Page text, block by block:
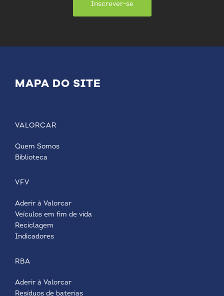
Inscrever-se
MAPA DO SITE
VALORCAR
Quem Somos
Biblioteca
VFV
Aderir à Valorcar
Veículos em fim de vida
Reciclagem
Indicadores
RBA
Aderir à Valorcar
Resíduos de baterias